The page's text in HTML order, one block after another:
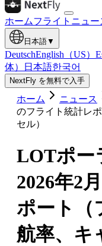
ホームフライト ニュー
日本語▼
DeutschEnglish（US）
体）
日本語한국어
NextFly を無料で入手
ホーム ニュース
のフライト統計レ
セル）
LOTポー
2026年2
ポート（
航率、キ